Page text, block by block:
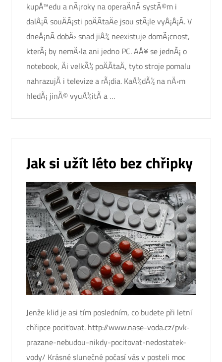
kupÅ™edu a nÃ¡roky na operaÄnÃ­ systÃ©m i
dalÅ¡Ã­ souÄÃ¡sti poÄÃ­taÄe jsou stÃ¡le vyÅ¡Å¡Ã­. V
dneÅ¡nÃ­ dobÄ› snad jiÅ¾ neexistuje domÃ¡cnost,
kterÃ¡ by nemÄ›la ani jedno PC. AÅ¥ se jednÃ¡ o
notebook, Äi velkÃ½ poÄÃ­taÄ, tyto stroje pomalu
nahrazujÃ­ i televize a rÃ¡dia. KaÅ¾dÃ½ na nÄ›m
hledÃ¡ jinÃ© vyuÅ¾itÃ­ a …
Jak si užít léto bez chřipky
Jenže klid je asi tím posledním, co budete při letní
chřipce pociťovat. http://www.nase-voda.cz/pvk-
prazane-nebudou-nikdy-pocitovat-nedostatek-
vody/ Krásné slunečné počasí vás v posteli moc